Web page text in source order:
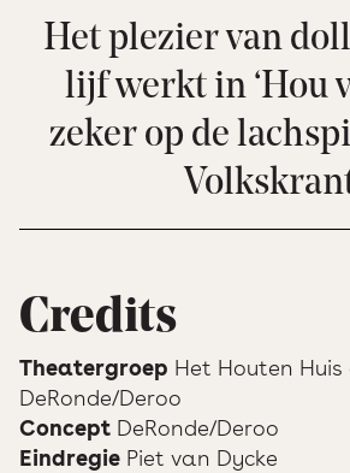
Het plezier van
lijf werkt in ‘Hou
zeker op de
Credits
Theatergroep Het Houten Huis
DeRonde/Deroo
Concept DeRonde/Deroo
Eindregie Piet van Dycke